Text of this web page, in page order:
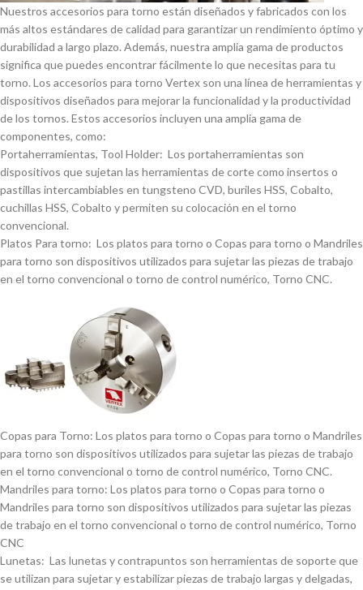
Nuestros accesorios para torno están diseñados y fabricados con los
más altos estándares de calidad para garantizar un rendimiento óptimo y
durabilidad a largo plazo. Además, nuestra amplia gama de productos
significa que puedes encontrar fácilmente lo que necesitas para tu
torno. Los accesorios para torno Vertex son una lí­nea de herramientas y
dispositivos diseñados para mejorar la funcionalidad y la productividad
de los tornos. Estos accesorios incluyen una amplia gama de
componentes, como:
Portaherramientas, Tool Holder: Los portaherramientas son
dispositivos que sujetan las herramientas de corte como insertos o
pastillas intercambiables en tungsteno CVD, buriles HSS, Cobalto,
cuchillas HSS, Cobalto y permiten su colocación en el torno
convencional.
Platos Para torno: Los platos para torno o Copas para torno o Mandriles
para torno son dispositivos utilizados para sujetar las piezas de trabajo
en el torno convencional o torno de control numérico, Torno CNC.
Copas para Torno: Los platos para torno o Copas para torno o Mandriles
para torno son dispositivos utilizados para sujetar las piezas de trabajo
en el torno convencional o torno de control numérico, Torno CNC.
Mandriles para torno: Los platos para torno o Copas para torno o
Mandriles para torno son dispositivos utilizados para sujetar las piezas
de trabajo en el torno convencional o torno de control numérico, Torno
CNC
Lunetas: Las lunetas y contrapuntos son herramientas de soporte que
se utilizan para sujetar y estabilizar piezas de trabajo largas y delgadas,